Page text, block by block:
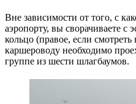
Вне зависимости от того, с
аэропорту, вы сворачиваете с
кольцо (правое, если
каршероводу необходимо
группе из шести шлагбаумов.